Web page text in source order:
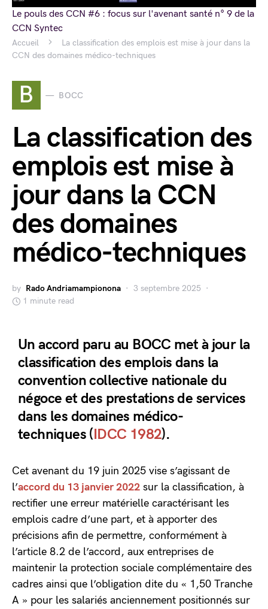
Accueil
La classification des emplois est mise à jour dans la
CCN des domaines médico-techniques
B BOCC
La classification des
emplois est mise à
jour dans la CCN
des domaines
médico-techniques
by Rado Andriamampionona
3 septembre 2025
1 minute read
Un accord paru au BOCC met à jour la
classification des emplois dans la
convention collective nationale du
négoce et des prestations de services
dans les domaines médico-
techniques (IDCC 1982).
Cet avenant du 19 juin 2025 vise s’agissant de
l’accord du 13 janvier 2022 sur la classification, à
rectifier une erreur matérielle caractérisant les
emplois cadre d’une part, et à apporter des
précisions afin de permettre, conformément à
l’article 8.2 de l’accord, aux entreprises de
maintenir la protection sociale complémentaire des
cadres ainsi que l’obligation dite du « 1,50 Tranche
A » pour les salariés anciennement positionnés sur
Le pouls des CCN #6 : focus sur l'avenant santé n° 9 de la
CCN Syntec